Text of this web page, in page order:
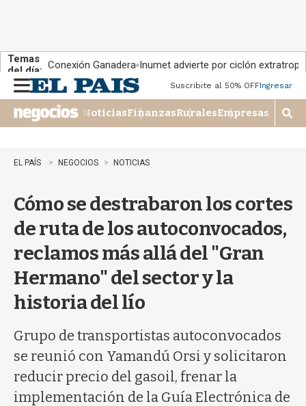
Temas
del día: Conexión Ganadera Inumet advierte por ciclón
n
u
Suscribite al 50% OFFIngresar
NoticiasFinanzasRuralesEmpresas
M
o
r
b
EL PAÍS NEGOCIOS NOTICIAS
Cómo se destrabaron los cortes
de ruta de los autoconvocados,
reclamos más allá del "Gran
Hermano" del sector y la
historia del lío
Grupo de transportistas autoconvocados
se reunió con Yamandú Orsi y solicitaron
reducir precio del gasoil, frenar la
implementación de la Guía Electrónica de